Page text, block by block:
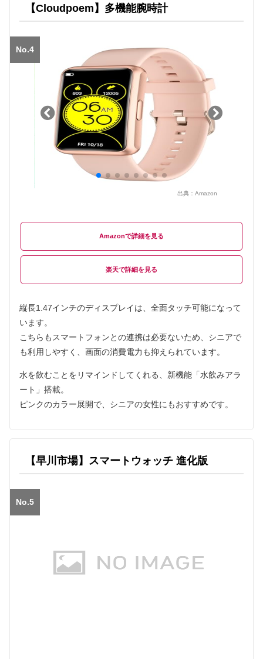
【Cloudpoem】多機能腕時計
No.4
出典： Amazon
Amazon
楽天
縦長1.47インチのディスプレイは、全面タッチ可能になって
います。
こちらもスマートフォンとの連携は必要ないため、シニアで
も利用しやすく、画面の消費電力も抑えられています。
水を飲むことをリマインドしてくれる、新機能「水飲みアラ
ート」搭載。
ピンクのカラー展開で、シニアの女性にもおすすめです。
【早川市場】スマートウォッチ 進化版
No.5